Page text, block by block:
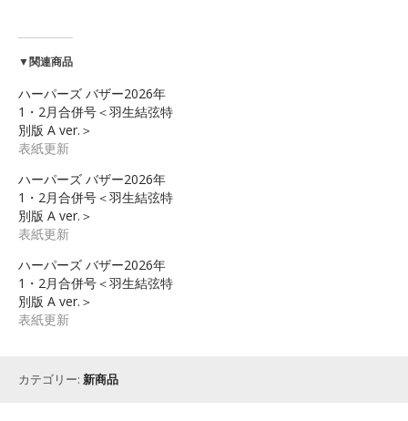
▼関連商品
ハーパーズ バザー2026年
1・2月合併号＜羽生結弦特
別版 A ver.＞
表紙更新
ハーパーズ バザー2026年
1・2月合併号＜羽生結弦特
別版 A ver.＞
表紙更新
ハーパーズ バザー2026年
1・2月合併号＜羽生結弦特
別版 A ver.＞
表紙更新
カテゴリー: 新商品